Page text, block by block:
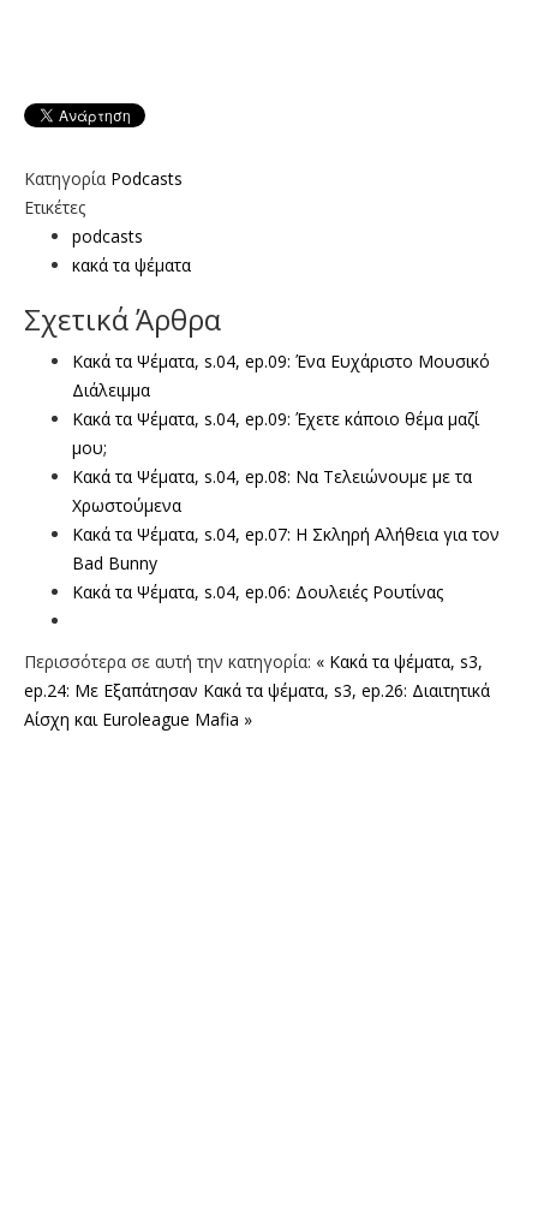
Κατηγορία Podcasts
Ετικέτες
podcasts
κακά τα ψέματα
Σχετικά Άρθρα
Κακά τα Ψέματα, s.04, ep.09: Ένα Ευχάριστο Μουσικό
Διάλειμμα
Κακά τα Ψέματα, s.04, ep.09: Έχετε κάποιο θέμα μαζί
μου;
Κακά τα Ψέματα, s.04, ep.08: Να Τελειώνουμε με τα
Χρωστούμενα
Κακά τα Ψέματα, s.04, ep.07: H Σκληρή Αλήθεια για τον
Bad Bunny
Κακά τα Ψέματα, s.04, ep.06: Δουλειές Ρουτίνας
Περισσότερα σε αυτή την κατηγορία: « Κακά τα ψέματα, s3,
ep.24: Με Εξαπάτησαν Κακά τα ψέματα, s3, ep.26: Διαιτητικά
Αίσχη και Euroleague Mafia »